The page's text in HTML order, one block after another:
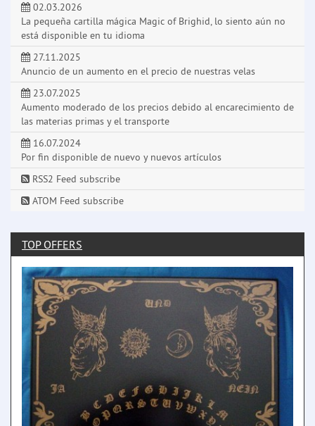
02.03.2026
La pequeña cartilla mágica Magic of Brighid, lo siento aún no
está disponible en tu idioma
27.11.2025
Anuncio de un aumento en el precio de nuestras velas
23.07.2025
Aumento moderado de los precios debido al encarecimiento de
las materias primas y el transporte
16.07.2024
Por fin disponible de nuevo y nuevos artículos
RSS2 Feed subscribe
ATOM Feed subscribe
TOP OFFERS